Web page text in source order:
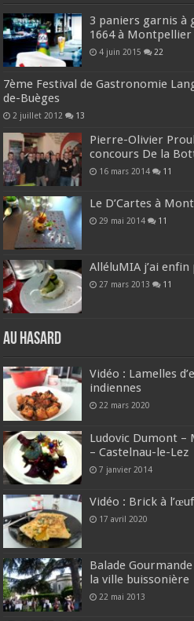
3 paniers garnis à
1664 à Montpellier
4 juin 2015 22
7ème Festival de Gastronomie
de-Buèges
2 juillet 2012 13
Pierre-Olivier
concours De la
16 mars 2014 11
Le D’Cartes à
29 mai 2014 11
AlléluMIA j’ai
27 mars 2013 11
Au hasard
Vidéo : Lamelles
indiennes
22 mars 2020
Ludovic Dumont –
– Castelnau-le-Lez
7 janvier 2014
Vidéo : Brick à l’œuf
17 avril 2020
Balade
la ville buissonière
22 mai 2013